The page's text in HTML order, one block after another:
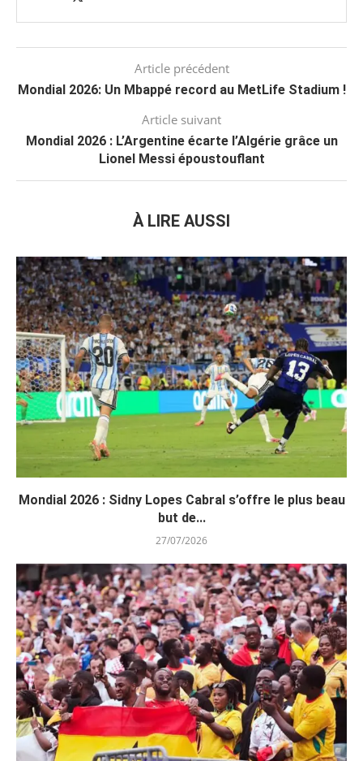
Article précédent
Mondial 2026: Un Mbappé record au MetLife Stadium !
Article suivant
Mondial 2026 : L’Argentine écarte l’Algérie grâce un
Lionel Messi époustouflant
À LIRE AUSSI
Mondial 2026 : Sidny Lopes Cabral s’offre le plus beau
but de...
27/07/2026